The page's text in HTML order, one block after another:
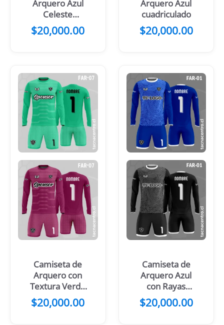
Arquero Azul
Celeste
Naranja
$20,000.00
Arquero Azul
cuadriculado
$20,000.00
Camiseta de
Arquero con
Textura Verde
claro
$20,000.00
Camiseta de
Arquero Azul
con Rayas
Blancas
$20,000.00